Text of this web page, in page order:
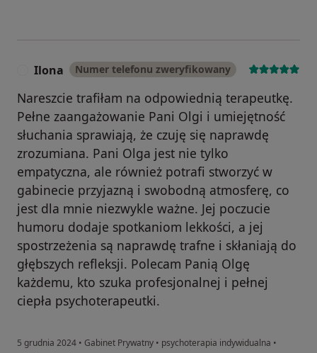
Ilona Numer telefonu zweryfikowany
Nareszcie trafiłam na odpowiednią terapeutkę.
Pełne zaangażowanie Pani Olgi i umiejętność
słuchania sprawiają, że czuję się naprawdę
zrozumiana. Pani Olga jest nie tylko
empatyczna, ale również potrafi stworzyć w
gabinecie przyjazną i swobodną atmosferę, co
jest dla mnie niezwykle ważne. Jej poczucie
humoru dodaje spotkaniom lekkości, a jej
spostrzeżenia są naprawdę trafne i skłaniają do
głębszych refleksji. Polecam Panią Olgę
każdemu, kto szuka profesjonalnej i pełnej
ciepła psychoterapeutki.
5 grudnia 2024 • Gabinet Prywatny • psychoterapia indywidualna •